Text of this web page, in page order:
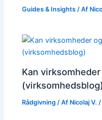
Guides & Insights / Af
Kan
(virksomhedsblog)
Rådgivning / Af Nicolaj V./